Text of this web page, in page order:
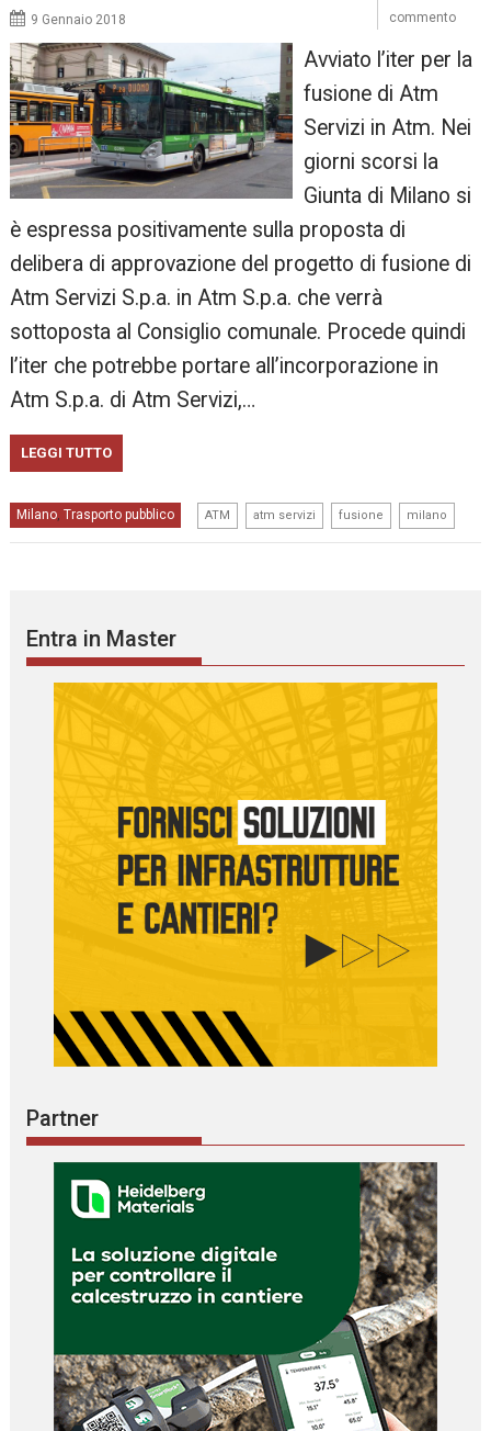
9 Gennaio 2018
Avviato l’iter per la
fusione di Atm
Servizi in Atm. Nei
giorni scorsi la
Giunta di Milano si
è espressa positivamente sulla proposta di
delibera di approvazione del progetto di fusione di
Atm Servizi S.p.a. in Atm S.p.a. che verrà
sottoposta al Consiglio comunale. Procede quindi
l’iter che potrebbe portare all’incorporazione in
Atm S.p.a. di Atm Servizi,…
LEGGI TUTTO
Milano,Trasporto pubblico ATM atm servizi fusione milano
commento
Entra in Master
Partner